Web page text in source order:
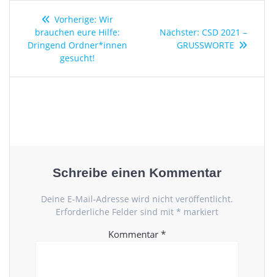
o
k
n
Beitragsnavigation
Vorherige: Vorheriger
Beitrag:
Wir
brauchen eure Hilfe:
Dringend Ordner*innen
gesucht!
Nächster: Nächster
Beitrag:
CSD 2021 –
GRUSSWORTE
Schreibe einen Kommentar
Deine E-Mail-Adresse wird nicht veröffentlicht.
Erforderliche Felder sind mit * markiert
Kommentar *